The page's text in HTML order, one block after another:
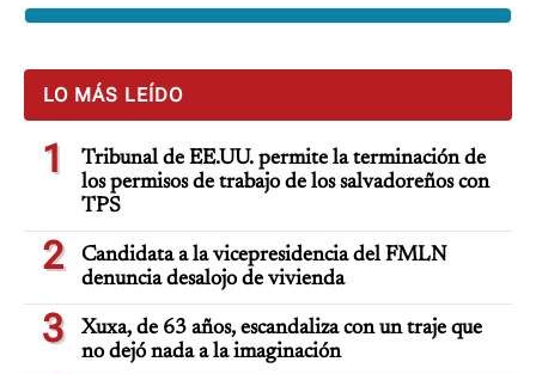
LO MÁS LEÍDO
1
Tribunal de EE.UU. permite la terminación de
los permisos de trabajo de los salvadoreños con
TPS
2
Candidata a la vicepresidencia del FMLN
denuncia desalojo de vivienda
3
Xuxa, de 63 años, escandaliza con un traje que
no dejó nada a la imaginación